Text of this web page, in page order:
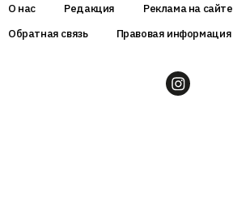
О нас Редакция
Реклама на сайте
Обратная связь
Правовая информация